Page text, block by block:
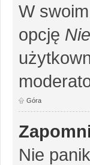
W
opcję
Góra
Nie